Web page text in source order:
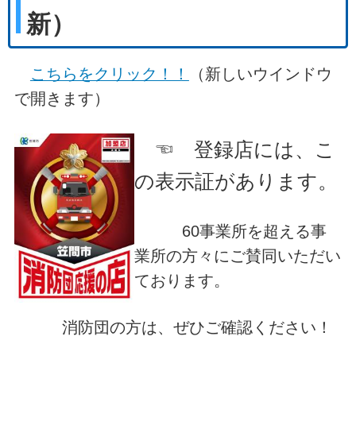
新）
こちらをクリック！！
（新しいウインドウ
で開きます）
☜ 登録店には、こ
の表示証があります。
60事業所を超える事
業所の方々にご賛同いただい
ております。
消防団の方は、ぜひご確認ください！